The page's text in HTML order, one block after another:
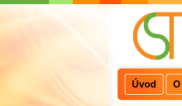
Úvod